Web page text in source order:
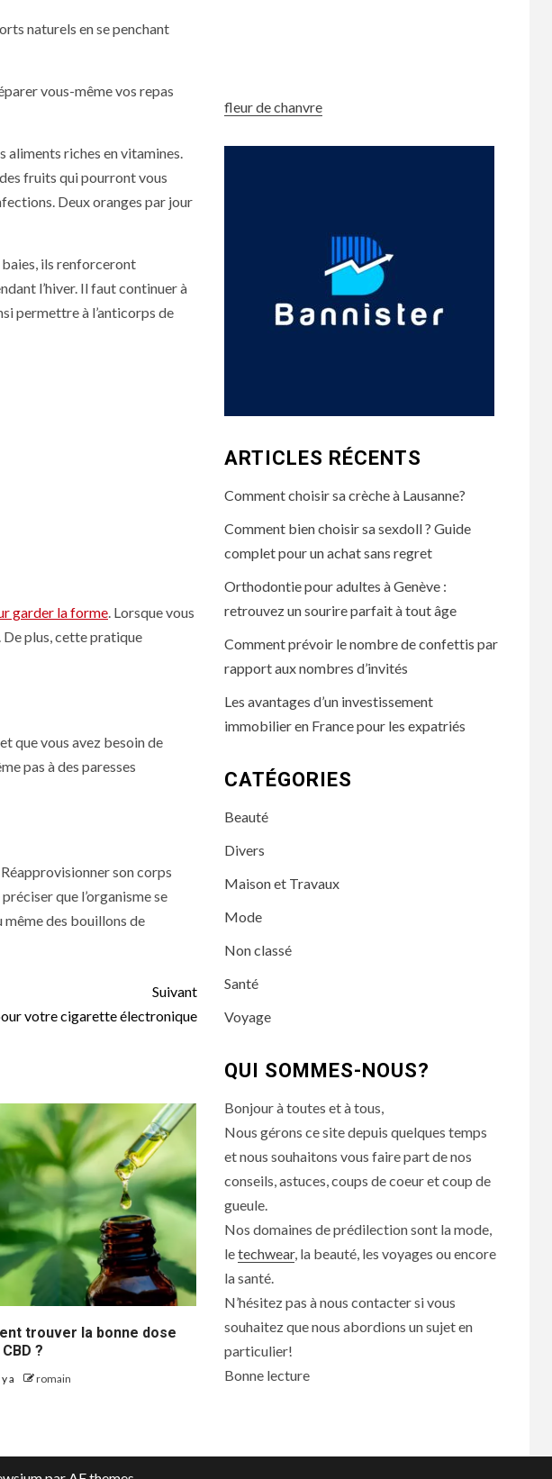
naturels en se penchant
vous-même vos repas
aliments riches en vitamines.
fruits qui pourront vous
Deux oranges par jour
baies, ils renforceront
l’hiver. Il faut continuer à
permettre à l’anticorps de
garder la forme . Lorsque vous
plus, cette pratique
que vous avez besoin de
pas à des paresses
Réapprovisionner son corps
que l’organisme se
même des bouillons de
Suivant
votre cigarette électronique
trouver la bonne dose
?
a romain
fleur de chanvre
ARTICLES RÉCENTS
Comment choisir sa crèche à Lausanne?
Comment bien choisir sa sexdoll ? Guide
complet pour un achat sans regret
Orthodontie pour adultes à Genève :
retrouvez un sourire parfait à tout âge
Comment prévoir le nombre de confettis par
rapport aux nombres d’invités
Les avantages d’un investissement
immobilier en France pour les expatriés
CATÉGORIES
Beauté
Divers
Maison et Travaux
Mode
Non classé
Santé
Voyage
QUI SOMMES-NOUS?
Bonjour à toutes et à tous,
Nous gérons ce site depuis quelques temps
et nous souhaitons vous faire part de nos
conseils, astuces, coups de coeur et coup de
gueule.
Nos domaines de prédilection sont la mode,
letechwear, la beauté, les voyages ou encore
la santé.
N’hésitez pas à nous contacter si vous
souhaitez que nous abordions un sujet en
particulier!
Bonne lecture